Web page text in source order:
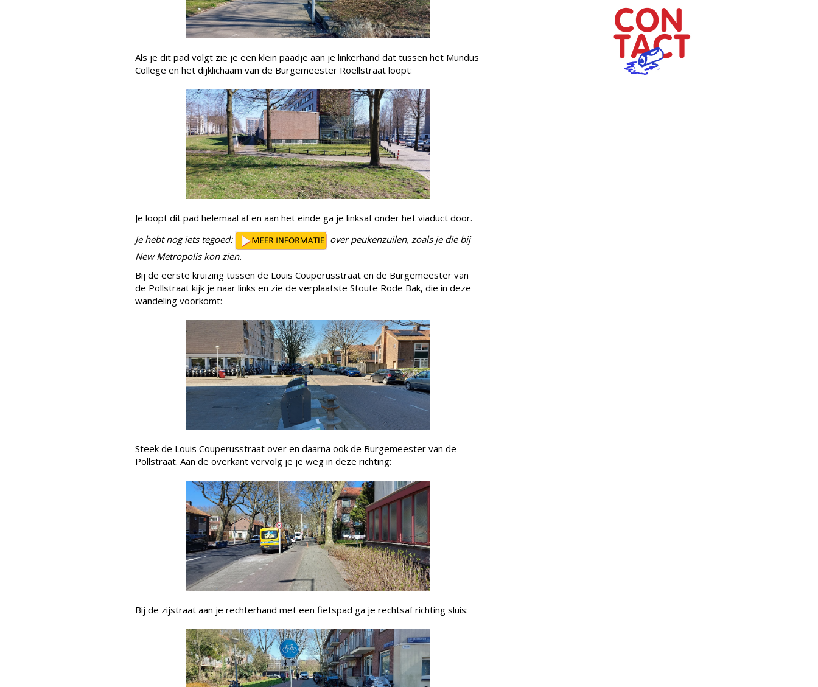
Als je dit pad volgt zie je een klein paadje aan je linkerhand dat tussen het Mundus
College en het dijklichaam van de Burgemeester Röellstraat loopt:
Je loopt dit pad helemaal af en aan het einde ga je linksaf onder het viaduct door.
Je hebt nog iets tegoed:
over peukenzuilen, zoals je die bij
New Metropolis kon zien.
Bij de eerste kruizing tussen de Louis Couperusstraat en de Burgemeester van
de Pollstraat kijk je naar links en zie de verplaatste Stoute Rode Bak, die in deze
wandeling voorkomt:
Steek de Louis Couperusstraat over en daarna ook de Burgemeester van de
Pollstraat. Aan de overkant vervolg je je weg in deze richting:
Bij de zijstraat aan je rechterhand met een fietspad ga je rechtsaf richting sluis: